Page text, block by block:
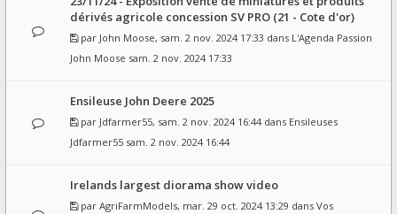
dérivés agricole concession SV PRO (21 - Cote d'or)
par John Moose, sam. 2 nov. 2024 17:33 dans L'Agenda Passion
John Moose sam. 2 nov. 2024 17:33
Ensileuse John Deere 2025
par Jdfarmer55, sam. 2 nov. 2024 16:44 dans Ensileuses
Jdfarmer55 sam. 2 nov. 2024 16:44
Irelands largest diorama show video
par AgriFarmModels, mar. 29 oct. 2024 13:29 dans Vos